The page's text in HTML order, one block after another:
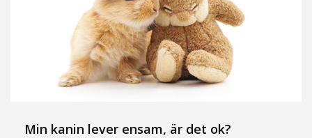
Min kanin lever ensam, är det ok?